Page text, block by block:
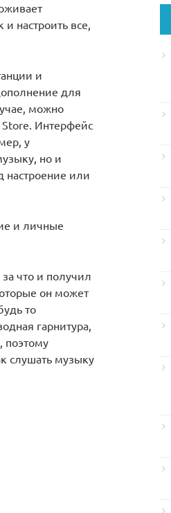
настроить все,
и
для
можно
Интерфейс
у
но и
настроение или
и личные
что и получил
он может
то
гарнитура,
поэтому
слушать музыку